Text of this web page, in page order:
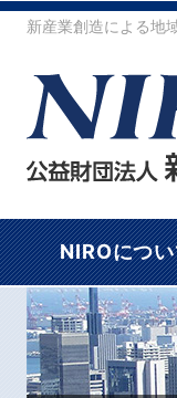
新産業創造による地
NIROにつ